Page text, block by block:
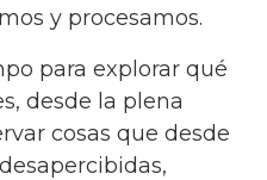
y procesamos.
para explorar qué
desde la plena
cosas que desde